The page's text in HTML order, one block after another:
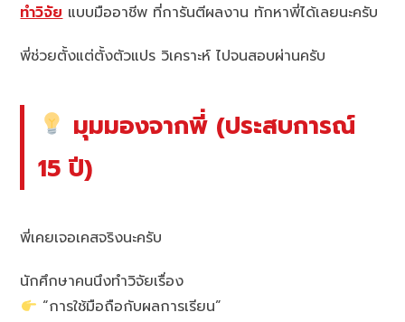
ทำวิจัย แบบมืออาชีพ ที่การันตีผลงาน ทักหาพี่ได้เลยนะครับ
พี่ช่วยตั้งแต่ตั้งตัวแปร วิเคราะห์ ไปจนสอบผ่านครับ
มุมมองจากพี่ (ประสบการณ์
15 ปี)
พี่เคยเจอเคสจริงนะครับ
นักศึกษาคนนึงทำวิจัยเรื่อง
“การใช้มือถือกับผลการเรียน”